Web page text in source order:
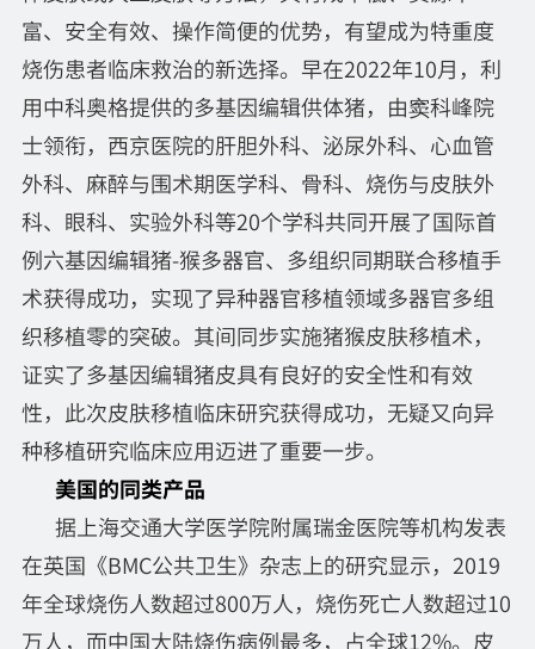
富、安全有效、操作简便的优势，有望成为特重度
烧伤患者临床救治的新选择。早在2022年10月，利
用中科奥格提供的多基因编辑供体猪，由窦科峰院
士领衔，西京医院的肝胆外科、泌尿外科、心血管
外科、麻醉与围术期医学科、骨科、烧伤与皮肤外
科、眼科、实验外科等20个学科共同开展了国际首
例六基因编辑猪-猴多器官、多组织同期联合移植手
术获得成功，实现了异种器官移植领域多器官多组
织移植零的突破。其间同步实施猪猴皮肤移植术，
证实了多基因编辑猪皮具有良好的安全性和有效
性，此次皮肤移植临床研究获得成功，无疑又向异
种移植研究临床应用迈进了重要一步。
美国的同类产品
据上海交通大学医学院附属瑞金医院等机构发表
在英国《BMC公共卫生》杂志上的研究显示，2019
年全球烧伤人数超过800万人，烧伤死亡人数超过10
万人，而中国大陆烧伤病例最多，占全球12%。皮